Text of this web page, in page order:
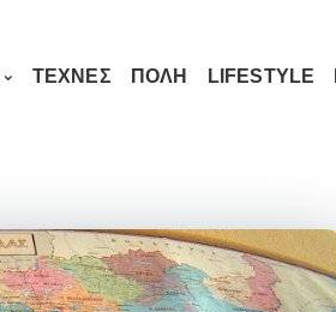
ΤΕΧΝΕΣ ΠΟΛΗ LIFESTYLE